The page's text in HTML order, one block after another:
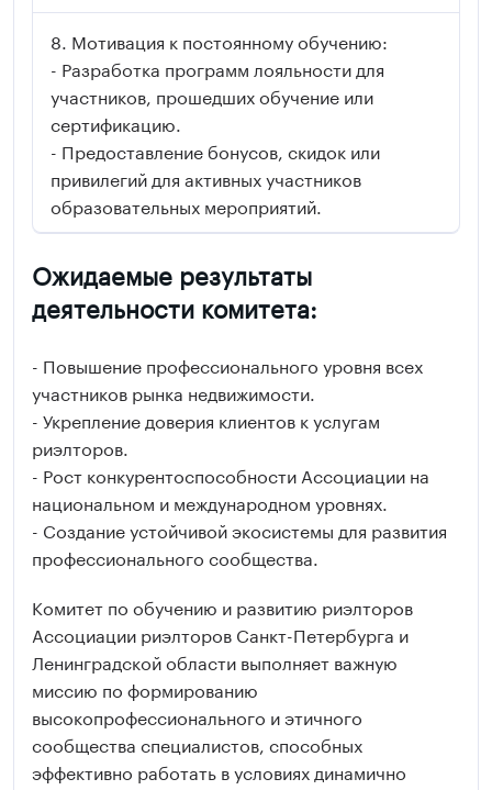
Мотивация к постоянному обучению:
- Разработка программ лояльности для
участников, прошедших обучение или
сертификацию.
- Предоставление бонусов, скидок или
привилегий для активных участников
образовательных мероприятий.
Ожидаемые результаты
деятельности комитета:
- Повышение профессионального уровня всех
участников рынка недвижимости.
- Укрепление доверия клиентов к услугам
риэлторов.
- Рост конкурентоспособности Ассоциации на
национальном и международном уровнях.
- Создание устойчивой экосистемы для развития
профессионального сообщества.
Комитет по обучению и развитию риэлторов
Ассоциации риэлторов Санкт-Петербурга и
Ленинградской области выполняет важную
миссию по формированию
высокопрофессионального и этичного
сообщества специалистов, способных
эффективно работать в условиях динамично